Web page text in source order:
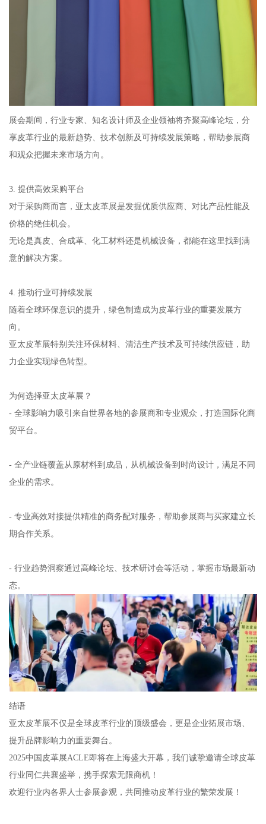
展会期间，行业专家、知名设计师及企业领袖将齐聚高峰论坛，分
享皮革行业的最新趋势、技术创新及可持续发展策略，帮助参展商
和观众把握未来市场方向。
3. 提供高效采购平台
对于采购商而言，亚太皮革展是发掘优质供应商、对比产品性能及
价格的绝佳机会。
无论是真皮、合成革、化工材料还是机械设备，都能在这里找到满
意的解决方案。
4. 推动行业可持续发展
随着全球环保意识的提升，绿色制造成为皮革行业的重要发展方
向。
亚太皮革展特别关注环保材料、清洁生产技术及可持续供应链，助
力企业实现绿色转型。
为何选择亚太皮革展？
- 全球影响力吸引来自世界各地的参展商和专业观众，打造国际化商
贸平台。
- 全产业链覆盖从原材料到成品，从机械设备到时尚设计，满足不同
企业的需求。
- 专业高效对接提供精准的商务配对服务，帮助参展商与买家建立长
期合作关系。
- 行业趋势洞察通过高峰论坛、技术研讨会等活动，掌握市场最新动
态。
结语
亚太皮革展不仅是全球皮革行业的顶级盛会，更是企业拓展市场、
提升品牌影响力的重要舞台。
2025中国皮革展ACLE即将在上海盛大开幕，我们诚挚邀请全球皮革
行业同仁共襄盛举，携手探索无限商机！
欢迎行业内各界人士参展参观，共同推动皮革行业的繁荣发展！